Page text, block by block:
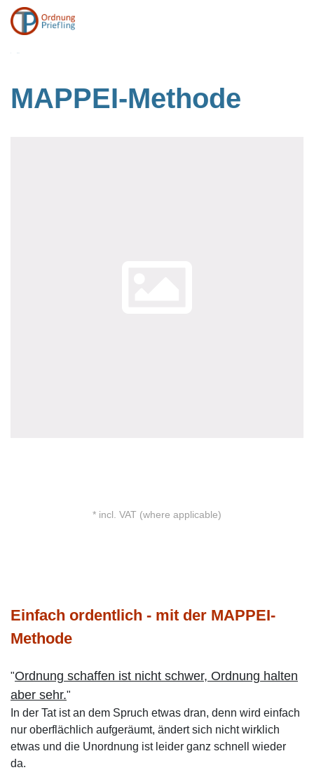
MAPPEI-Methode
* incl. VAT (where applicable)
Einfach ordentlich - mit der MAPPEI-
Methode
"Ordnung schaffen ist nicht schwer, Ordnung halten
aber sehr."
In der Tat ist an dem Spruch etwas dran, denn wird einfach
nur oberflächlich aufgeräumt, ändert sich nicht wirklich
etwas und die Unordnung ist leider ganz schnell wieder
da.